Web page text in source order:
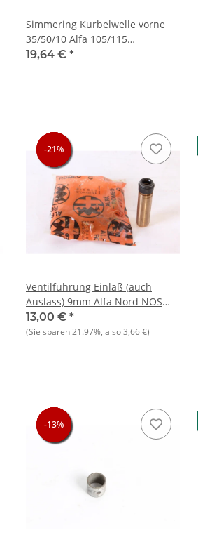
Simmering Kurbelwelle vorne
35/50/10 Alfa 105/115
Originalqualität NEU
19,64 € *
-21%
-21%
-21%
Ventilführung Einlaß (auch
Auslass) 9mm Alfa Nord NOS
Original(mit Schaftabdichtg)
13,00 € *
(Sie sparen21.97%, also3,66 €)
-13%
-13%
-13%
-13%